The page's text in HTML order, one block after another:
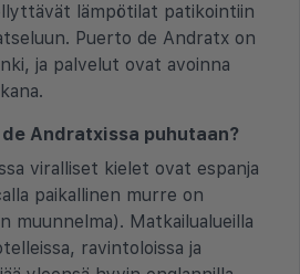
lämpötilat patikointiin
Puerto de Andratx on
ja palvelut ovat avoinna
Andratxissa puhutaan?
viralliset kielet ovat espanja
paikallinen murre on
muunnelma). Matkailualueilla
ravintoloissa ja